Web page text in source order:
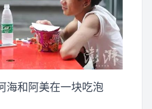
海和阿美在一块吃泡